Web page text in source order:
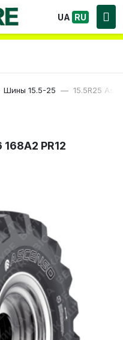
Шин, быстрая
UA RU
Шины 15.5-25 15.5R25
PR12